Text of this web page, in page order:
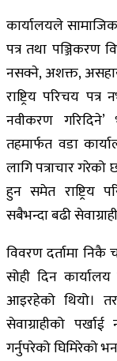
कार्यालयले सामाजिक
पत्र तथा पञ्जिकरण
नसक्ने, अशक्त,
राष्ट्रिय परिचय
नवीकरण
तहमार्फत वडा
लागि पत्राचार
हुन समेत राष्ट्रिय
सबैभन्दा बढी
विवरण दर्तामा निकै
सोही दिन
आइरहेको थियो।
सेवाग्राहीको
गर्नुपरेको घिमिरेको